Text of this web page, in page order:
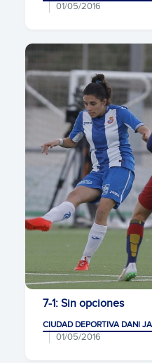
01/05/2016
7-1: Sin opciones
CIUDAD DEPORTIVA DANI
01/05/2016